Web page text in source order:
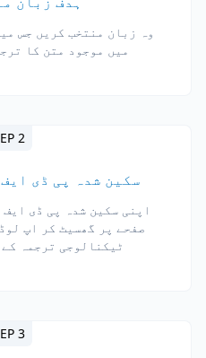
وہ زبان منتخب کریں جس
میں موجود متن کا
2
سکین شدہ پی ڈی
اپنی سکین شدہ پی ڈی
صفحے پر گھسیٹ کر اپ
ٹیکنالوجی ترجمہ
3